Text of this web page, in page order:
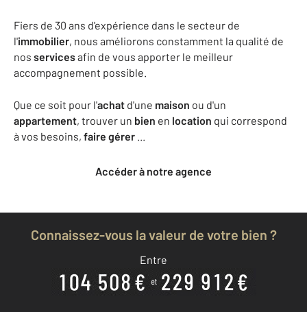
Fiers de 30 ans d'expérience dans le secteur de
l'immobilier, nous améliorons constamment la qualité de
nos servicesafin de vous apporter le meilleur
accompagnement possible.
Que ce soit pour l'achat d'une maison ou d'un
appartement, trouver un bien en location qui correspond
à vos besoins, faire gérer ...
Accéder à notre agence
Connaissez-vous la valeur de votre bien ?
Entre